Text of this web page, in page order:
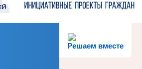
Решаем вместе